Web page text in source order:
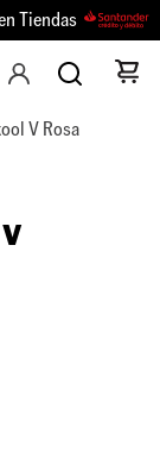
Tiendas
V Rosa